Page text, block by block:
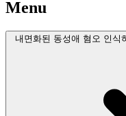
Menu
내면화된 동성애 혐오 인식